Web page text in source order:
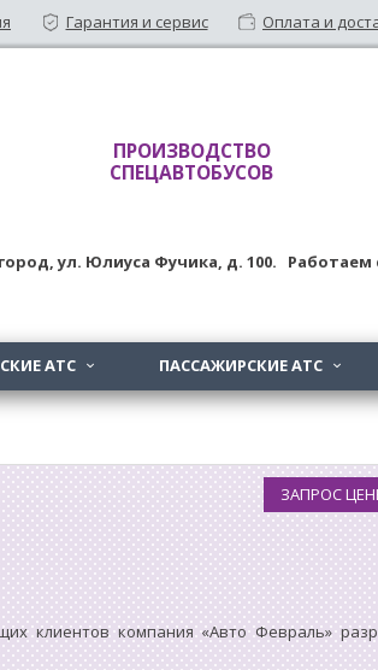
Гарантия и сервис Оплата и
ПРОИЗВОДСТВО
СПЕЦАВТОБУСОВ
,ул. Юлиуса Фучика, д. 100. Работаем
АТС  ПАССАЖИРСКИЕ АТС 
ЗАПРОС
клиентов компания «Авто Февраль»